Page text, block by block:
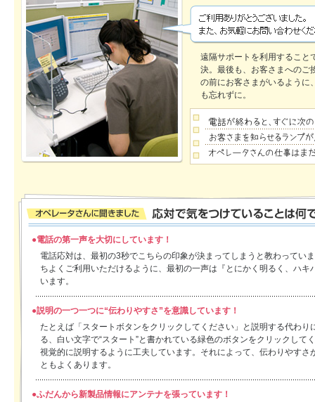
遠隔サポートを利用すること
決。最後も、お客さまへのご
の前にお客さまがいるように
も忘れずに。
●電話の第一声を大切にしています！
電話応対は、最初の3秒でこちらの印象が決まってしまうと教わってい
ちよくご利用いただけるように、最初の一声は『とにかく明るく、ハキ
います。
●説明の一つ一つに“伝わりやすさ”を意識しています！
たとえば「スタートボタンをクリックしてください」と説明する代わり
る、白い文字で“スタート”と書かれている緑色のボタンをクリックして
視覚的に説明するように工夫しています。それによって、伝わりやすさ
ともよくあります。
●ふだんから新製品情報にアンテナを張っています！